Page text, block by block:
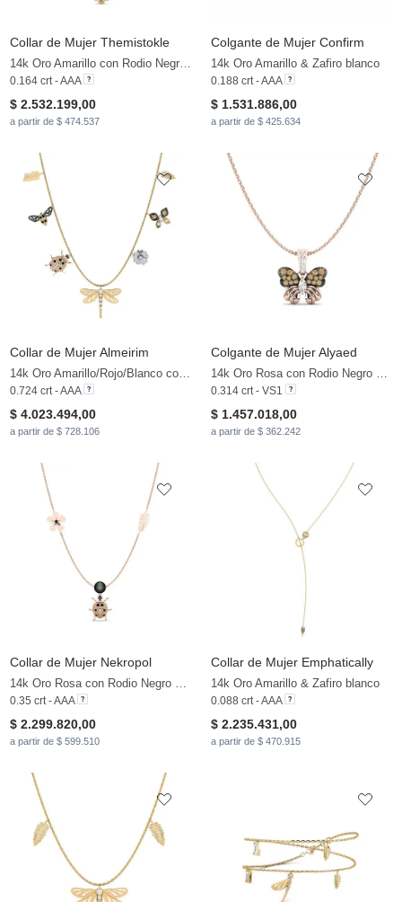
Collar de Mujer Themistokle
14k Oro Amarillo con Rodio Negro & Diamante Negro & Diamante Marrón
0.164 crt - AAA
$ 2.532.199,00
a partir de $ 474.537
Colgante de Mujer Confirm
14k Oro Amarillo & Zafiro blanco
0.188 crt - AAA
$ 1.531.886,00
a partir de $ 425.634
Collar de Mujer Almeirim
14k Oro Amarillo/Rojo/Blanco con Rodio Negro & Zafiro blanco & Diamante Negro & Diamante Marrón
0.724 crt - AAA
$ 4.023.494,00
a partir de $ 728.106
Colgante de Mujer Alyaed
14k Oro Rosa con Rodio Negro & Diamante Marrón & Zafiro blanco
0.314 crt - VS1
$ 1.457.018,00
a partir de $ 362.242
Collar de Mujer Nekropol
14k Oro Rosa con Rodio Negro & Diamante Negro & Diamante Marrón & Perla negra
0.35 crt - AAA
$ 2.299.820,00
a partir de $ 599.510
Collar de Mujer Emphatically
14k Oro Amarillo & Zafiro blanco
0.088 crt - AAA
$ 2.235.431,00
a partir de $ 470.915